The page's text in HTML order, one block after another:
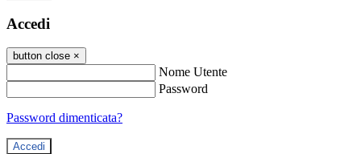
Accedi
button close ×
Nome Utente
Password
Password dimenticata?